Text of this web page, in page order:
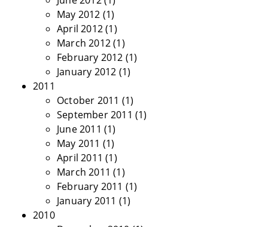
May 2012 (1)
April 2012(1)
March 2012(1)
February 2012 (1)
January 2012 (1)
2011
October 2011 (1)
September 2011 (1)
June 2011 (1)
May 2011 (1)
April 2011 (1)
March 2011 (1)
February 2011 (1)
January 2011 (1)
2010